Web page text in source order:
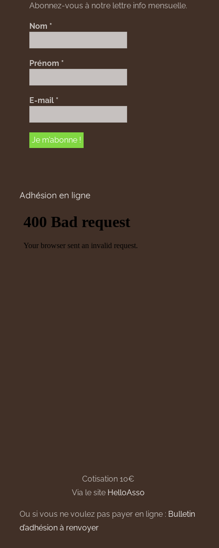
Abonnez-vous à notre lettre info mensuelle.
Nom *
Prénom *
E-mail *
Adhésion en ligne
Cotisation 10€
Via le site HelloAsso
Ou si vous ne voulez pas payer en ligne : Bulletin
d’adhésion à renvoyer